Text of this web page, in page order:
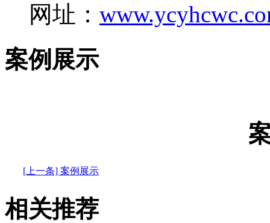
网址：
案例展示
[上一条] 案例展示
相关推荐